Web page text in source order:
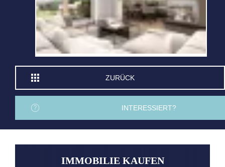
ZURÜCK
INTERESSIERT?
IMMOBILIE KAUFEN